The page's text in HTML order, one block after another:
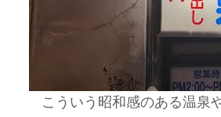
こういう昭和感のある温泉